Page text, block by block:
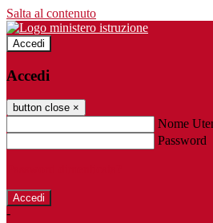
Salta al contenuto
Accedi
Accedi
button close ×
Nome
Password
-